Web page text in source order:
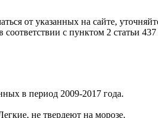
от указанных на сайте,
соответствии с пунктом 2 статьи
в период 2009-2017 года.
не твердеют на морозе.